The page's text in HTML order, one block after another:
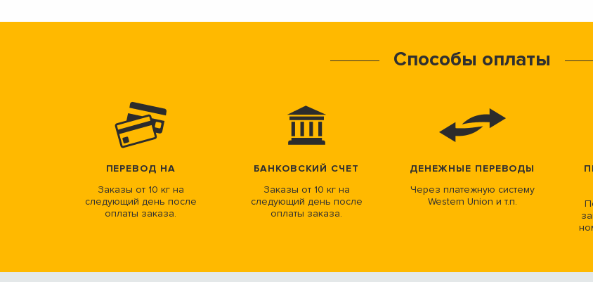
Способы оплаты
ПЕРЕВОД НА
Заказы от 10 кг на
следующий день после
оплаты заказа.
БАНКОВСКИЙ СЧЕТ
Заказы от 10 кг на
следующий день после
оплаты заказа.
ДЕНЕЖНЫЕ ПЕРЕВОДЫ
Через платежную систему
Western Union и т.п.